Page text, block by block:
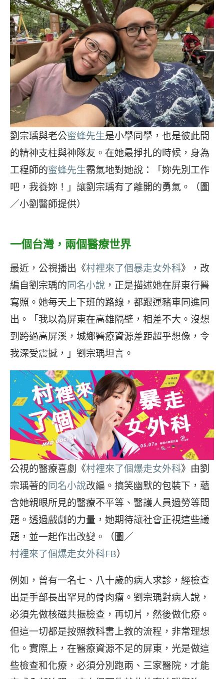
劉宗瑀與老公蜜蜂先生是小學同學，也是彼此間
的精神支柱與神隊友。在她最掙扎的時候，身為
工程師的蜜蜂先生霸氣地對她說：「妳先別工作
吧，我養妳！」讓劉宗瑀有了離開的勇氣。（圖
／小劉醫師提供）
一個台灣，兩個醫療世界
最近，公視播出《村裡來了個暴走女外科》，改
編自劉宗瑀的同名小說 ，正是描述她在屏東行醫
寫照。她每天上下班的路線，都跟運豬車同進同
出。「我以為屏東在高雄隔壁，相差不大。沒想
到跨過高屏溪，城鄉醫療資源差距超乎想像，令
我深受震撼，」劉宗瑀坦言。
公視的醫療喜劇《村裡來了個爆走女外科》由劉
宗瑀著的同名小說改編。搞笑幽默的包裝下，蘊
含她親眼所見的醫療不平等、醫護人員過勞等問
題。透過戲劇的力量，她期待讓社會正視這些議
題，並一起作出改變。（圖／
村裡來了個爆走女外科FB）
例如，曾有一名七、八十歲的病人求診，經檢查
出是手部長出罕見的骨肉瘤。劉宗瑀對病人說，
必須先做核磁共振檢查，再切片，然後做化療。
但這一切都是按照教科書上教的流程，非常理想
化。實際上，在醫療資源不足的屏東，光是做這
些檢查和化療，必須分別跑兩、三家醫院，才能